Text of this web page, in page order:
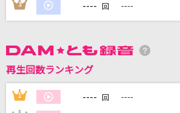
カラオケをもっと楽しもう！
3 ---- 回 ----
再生回数ランキング
1 ---- 回 ----